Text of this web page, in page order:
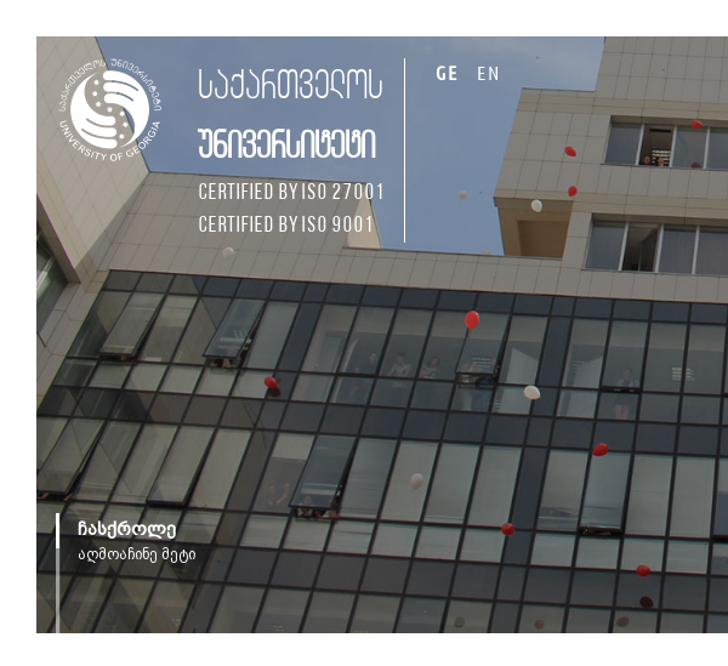
საქართველოს
უნივერსიტეტი
Certified by ISO 27001
Certified by ISO 9001
GE EN
ჩასქროლე
აღმოაჩინე მეტი